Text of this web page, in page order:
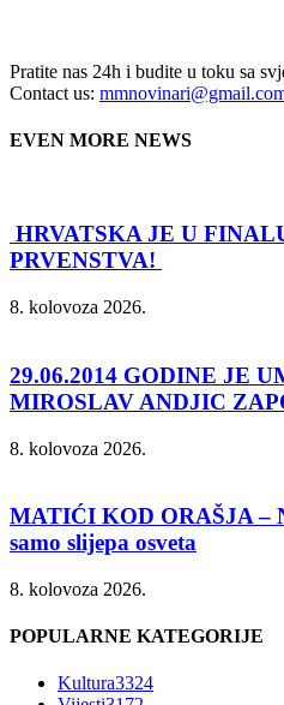
Pratite nas 24h i budite u toku sa
Contact us:
EVEN MORE NEWS
HRVATSKA JE U
PRVENSTVA!
8. kolovoza 2026.
29.06.2014 GODINE JE
MIROSLAV ANDJIC
8. kolovoza 2026.
MATIĆI KOD ORAŠJA –
samo slijepa osveta
8. kolovoza 2026.
POPULARNE KATEGORIJE
Kultura3324